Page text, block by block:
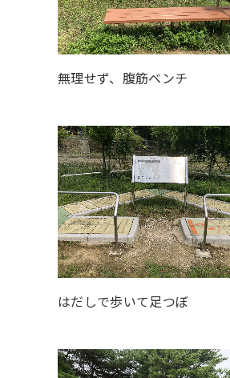
無理せず、腹筋ベンチ
はだしで歩いて足つぼ